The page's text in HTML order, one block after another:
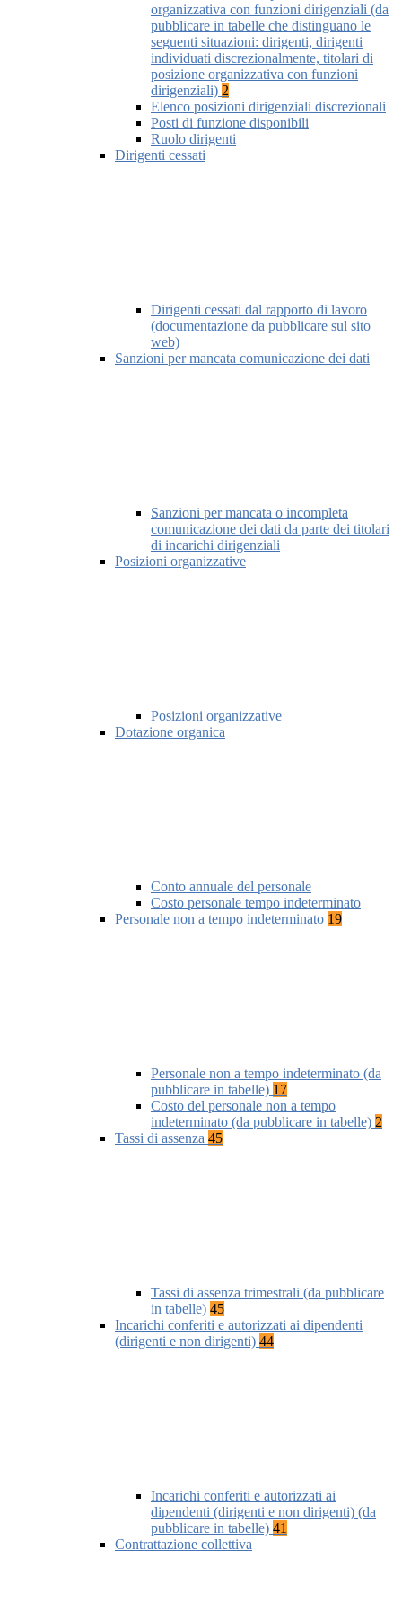
organizzativa con funzioni dirigenziali (da
pubblicare in tabelle che distinguano le
seguenti situazioni: dirigenti, dirigenti
individuati discrezionalmente, titolari di
posizione organizzativa con funzioni
dirigenziali) 2
Elenco posizioni dirigenziali discrezionali
Posti di funzione disponibili
Ruolo dirigenti
Dirigenti cessati
Dirigenti cessati dal rapporto di lavoro
(documentazione da pubblicare sul sito
web)
Sanzioni per mancata comunicazione dei dati
Sanzioni per mancata o incompleta
comunicazione dei dati da parte dei titolari
di incarichi dirigenziali
Posizioni organizzative
Posizioni organizzative
Dotazione organica
Conto annuale del personale
Costo personale tempo indeterminato
Personale non a tempo indeterminato 19
Personale non a tempo indeterminato (da
pubblicare in tabelle) 17
Costo del personale non a tempo
indeterminato (da pubblicare in tabelle) 2
Tassi di assenza 45
Tassi di assenza trimestrali (da pubblicare
in tabelle) 45
Incarichi conferiti e autorizzati ai dipendenti
(dirigenti e non dirigenti) 44
Incarichi conferiti e autorizzati ai
dipendenti (dirigenti e non dirigenti) (da
pubblicare in tabelle) 41
Contrattazione collettiva